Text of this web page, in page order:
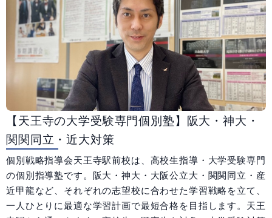
小学部一覧
教室一覧
大阪府 兵庫県 和歌山県 広島県
説明会・体験授業
入会までの流れ
【天王寺の大学受験専門個別塾】阪大・神大・
関関同立・近大対策
個別戦略指導会天王寺駅前校は、高校生指導・大学受験専門
の個別指導塾です。阪大・神大・大阪公立大・関関同立・産
近甲龍など、それぞれの志望校に合わせた学習戦略を立て、
一人ひとりに最適な学習計画で最短合格を目指します。天王